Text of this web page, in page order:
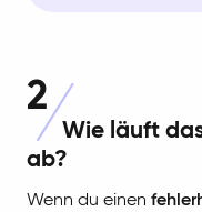
2
Wie läuft
ab?
Wenn du einen